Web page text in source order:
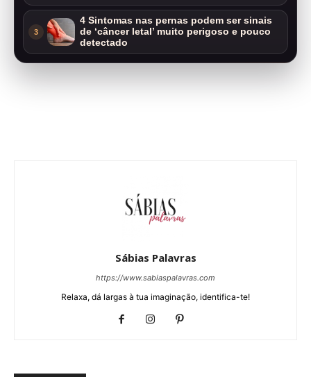
3
4 Sintomas nas pernas podem ser sinais
de ‘câncer letal’ muito perigoso e pouco
detectado
Sábias Palavras
https://www.sabiaspalavras.com
Relaxa, dá largas à tua imaginação, identifica-te!